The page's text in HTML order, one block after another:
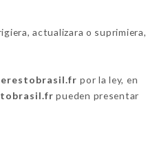
actualizara o suprimiera,
por la ley, en
pueden presentar